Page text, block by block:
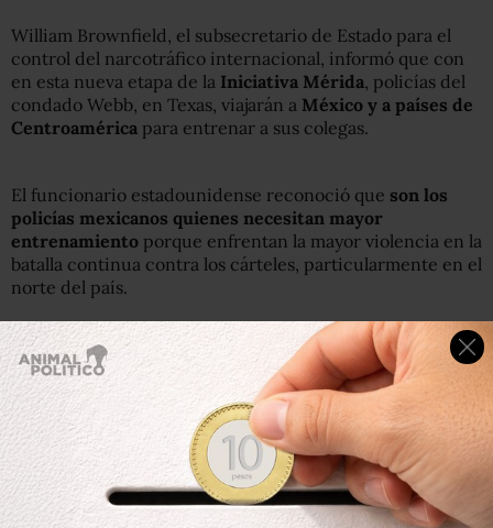
William Brownfield, el subsecretario de Estado para el
control del narcotráfico internacional, informó que con
en esta nueva etapa de la Iniciativa Mérida, policías del
condado Webb, en Texas, viajarán a México y a países de
Centroamérica para entrenar a sus colegas.
El funcionario estadounidense reconoció que son los
policías mexicanos quienes necesitan mayor
entrenamiento porque enfrentan la mayor violencia en la
batalla continua contra los cárteles, particularmente en el
norte del país.
Hace unos días se desató una importante polémica en
torno a la participaci{on de Estados Unidos en la guerra
del gobierno mexicano contra la delincuencia
organizada, luego de queThe New York Times revelara
que
fuerzas estadunidenses han entrenado a cerca de
cuatro mil 500 nuevos agentes federalesy han
conducido grabaciones de conversaciones, manejado
informantes e interrogado sospechosos.